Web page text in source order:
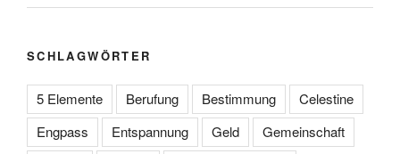
SCHLAGWÖRTER
5 Elemente Berufung Bestimmung
Celestine
Engpass
Entspannung Geld
Gemeinschaft